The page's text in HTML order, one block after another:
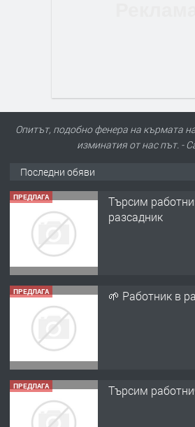
Опитът, подобно фенера на кърмата
изминатия от нас път. -
Последни обяви
ПРЕДЛАГА
Търсим
разсадник
ПРЕДЛАГА 🌱 Работник в
ПРЕДЛАГА Търсим